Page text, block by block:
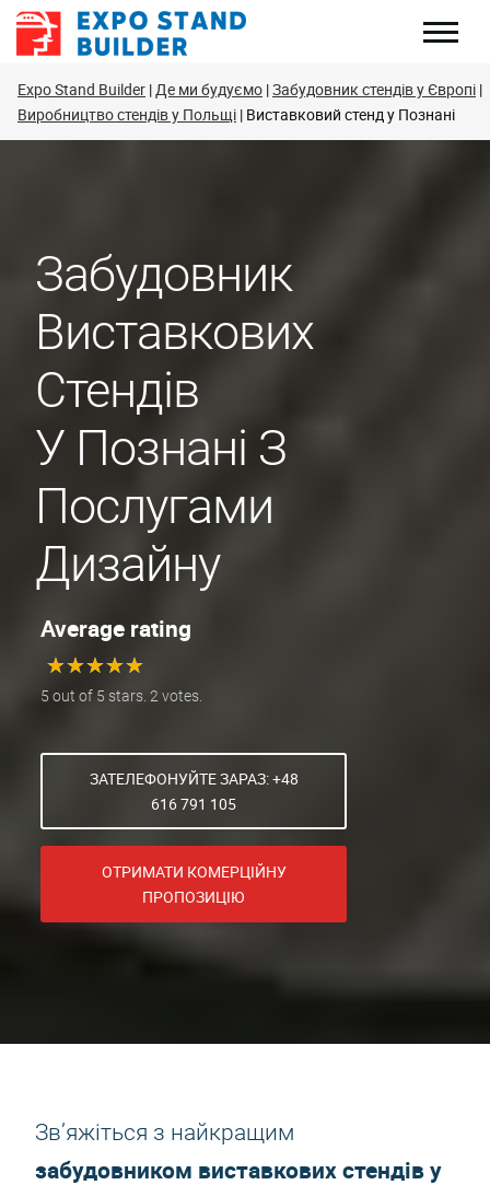
Перейти
Expo Stand Builder Де ми будуємо Забудовник стендів у Європі
Виробництво стендів у Польщі Виставковий стенд у Познані
Забудовник
Виставкових
Стендів
У Познані З
Послугами
Дизайну
Average rating
★★★★★
★★★★★
5 out of 5 stars. 2 votes.
ЗАТЕЛЕФОНУЙТЕ ЗАРАЗ: +48
616 791 105
ОТРИМАТИ КОМЕРЦІЙНУ
ПРОПОЗИЦІЮ
Зв’яжіться з найкращим
забудовником виставкових стендів у